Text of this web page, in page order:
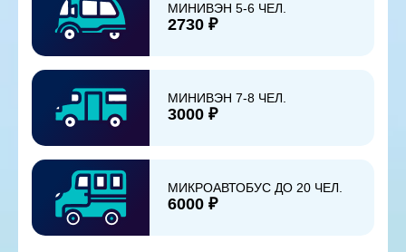
МИНИВЭН 5-6 ЧЕЛ.
2730 ₽
МИНИВЭН 7-8 ЧЕЛ.
3000 ₽
МИКРОАВТОБУС ДО 20 ЧЕЛ.
6000 ₽